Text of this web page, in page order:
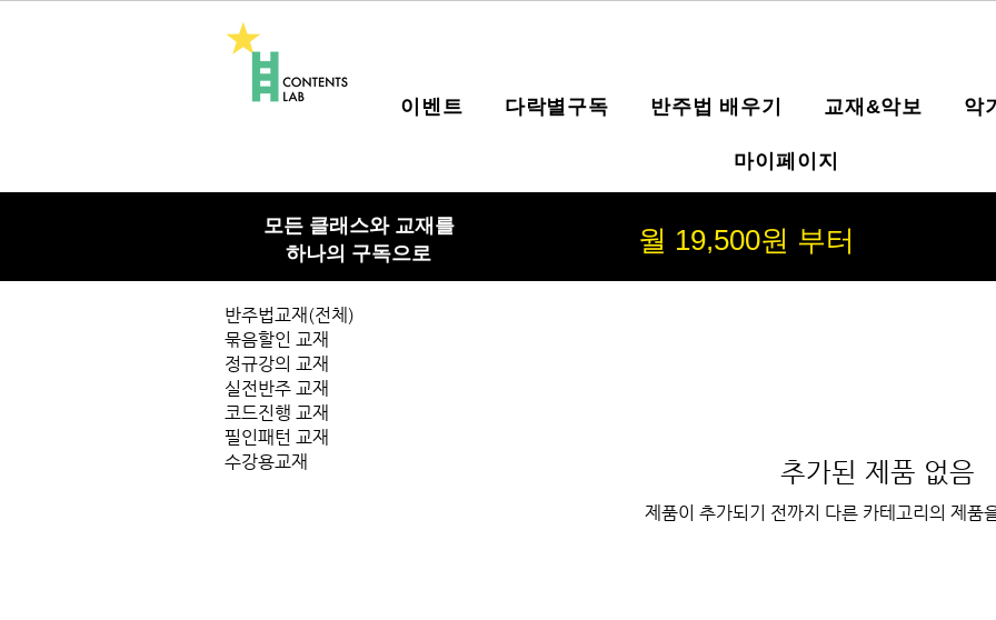
이벤트 다락별구독 반주법 배우기 교재&악보 악
마이페이지
모든 클래스와 교재를
하나의 구독으로
월 19,500원 부터
반주법교재(전체)
묶음할인 교재
정규강의 교재
실전반주 교재
코드진행 교재
필인패턴 교재
수강용교재
추가된 제품 없음
제품이 추가되기 전까지 다른 카테고리의 제품